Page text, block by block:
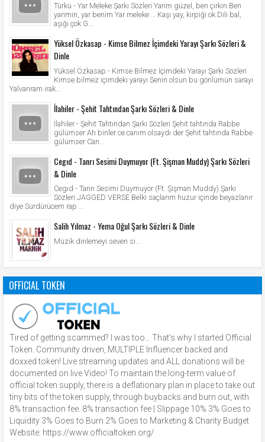
Türkü - Yar Meleke Şarkı Sözleri Yarim güzel, ben çirkin Ben
yarimin, yar benim Yar meleke … Kaşı yay, kirpiği ok Dili bal,
aşığı çok G...
Yüksel Özkasap - Kimse Bilmez İçimdeki Yarayı Şarkı Sözleri &
Dinle
Yüksel Özkasap - Kimse Bilmez İçimdeki Yarayı Şarkı Sözleri
Kimse bilmez içimdeki yarayı Senin olsun bu gönlümün sarayı
Yalvarıram ırak...
İlahiler - Şehit Tahtından Şarkı Sözleri & Dinle
İlahiler - Şehit Tahtından Şarkı Sözleri Şehit tahtında Rabbe
gülümser Ah binler ce canım olsaydı der Şehit tahtında Rabbe
gülümser Can...
Cegıd - Tanrı Sesimi Duymuyor (Ft. Şişman Muddy) Şarkı Sözleri
& Dinle
Cegıd - Tanrı Sesimi Duymuyor (Ft. Şişman Muddy) Şarkı
Sözleri JAGGED VERSE Belki saçlarım huzur içinde beyazlanır
diye Sürdürücem rap ...
Salih Yılmaz - Yema Oğul Şarkı Sözleri & Dinle
Müzik dinlemeyi seven si...
OFFICIAL TOKEN
Tired of getting scammed? I was too… That’s why I started Official
Token. Community driven, MULTIPLE Influencer backed and
doxxed token! Live streaming updates and ALL donations will be
documented on live Video! To maintain the long-term value of
official token supply, there is a deflationary plan in place to take out
tiny bits of the token supply, through buybacks and burn out, with
8% transaction fee. 8% transaction fee | Slippage 10% 3% Goes to
Liquidity 3% Goes to Burn 2% Goes to Marketing & Charity Budget
Website: https://www.officialtoken.org/